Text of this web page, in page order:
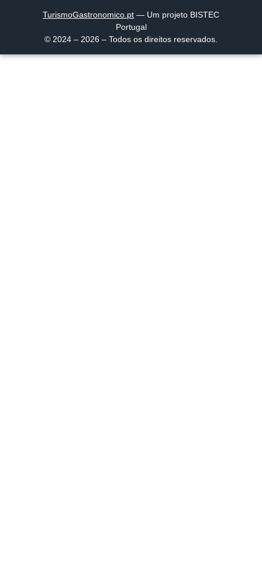
TurismoGastronomico .pt — Um projeto BISTEC
Portugal
© 2024 – 2026 – Todos os direitos reservados.